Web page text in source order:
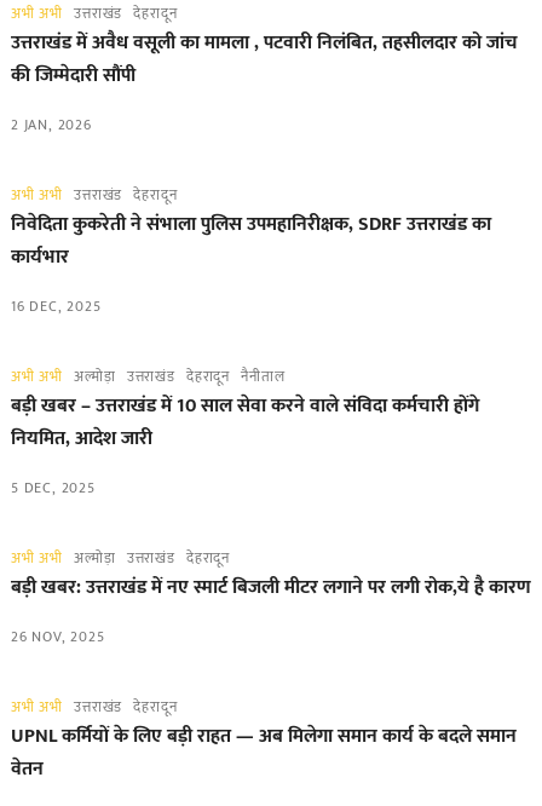
अभी अभी उत्तराखंड देहरादून
उत्तराखंड में अवैध वसूली का मामला , पटवारी निलंबित, तहसीलदार को जांच
की जिम्मेदारी सौंपी
2 JAN, 2026
अभी अभी उत्तराखंड देहरादून
निवेदिता कुकरेती ने संभाला पुलिस उपमहानिरीक्षक, SDRF उत्तराखंड का
कार्यभार
16 DEC, 2025
अभी अभी अल्मोड़ा उत्तराखंड देहरादून नैनीताल
बड़ी खबर – उत्तराखंड में 10 साल सेवा करने वाले संविदा कर्मचारी होंगे
नियमित, आदेश जारी
5 DEC, 2025
अभी अभी अल्मोड़ा उत्तराखंड देहरादून
बड़ी खबर: उत्तराखंड में नए स्मार्ट बिजली मीटर लगाने पर लगी रोक,ये है कारण
26 NOV, 2025
अभी अभी उत्तराखंड देहरादून
UPNL कर्मियों के लिए बड़ी राहत — अब मिलेगा समान कार्य के बदले समान
वेतन